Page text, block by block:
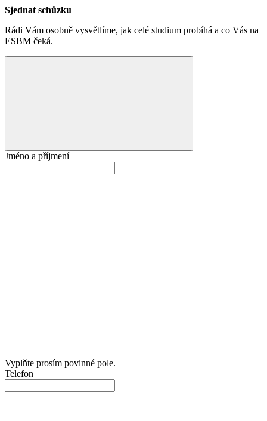
Sjednat schůzku
Rádi Vám osobně vysvětlíme, jak celé studium probíhá a co Vás na
ESBM čeká.
Jméno a příjmení
Vyplňte prosím povinné pole.
Telefon